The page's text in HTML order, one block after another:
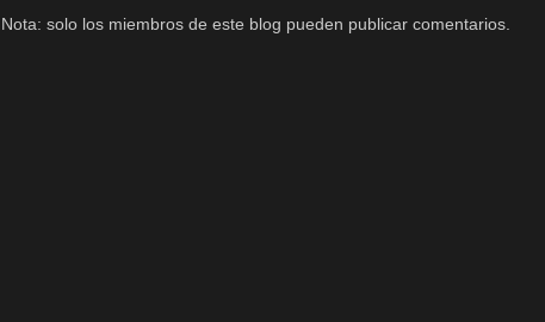
Nota: solo los miembros de este blog pueden publicar comentarios.